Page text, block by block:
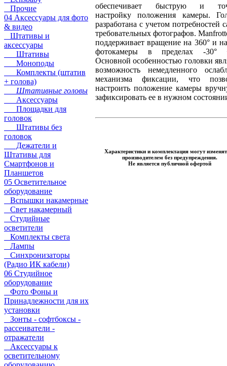
Прочие
04 Аксессуары для фото
& видео
Штативы и
аксессуары
Штативы
Моноподы
Комплекты (штатив
+ голова)
Штативные головы
Аксессуары
Площадки для
головок
Штативы без
головок
Дежатели и
Штативы для
Смартфонов и
Планшетов
05 Осветительное
оборудование
Вспышки накамерные
Свет накамерный
Студийные
осветители
Комплекты света
Лампы
Синхронизаторы
(Радио ИК кабели)
06 Студийное
оборудование
Фото Фоны и
Принадлежности для их
установки
Зонты - софтбоксы -
рассеиватели -
отражатели
Аксессуары к
осветительному
обеспечивает быструю и
настройку положения камеры.
разработана с учетом потребностей
требовательных фотографов.
поддерживает вращение на 360° и
фотокамеры в пределах -30°
Основной особенностью головки
возможность немедленного
механизма фиксации, что
настроить положение камеры
зафиксировать ее в нужном
Характеристики и комплектация могут
производителем без предупреждения.
Не является публичной офертой